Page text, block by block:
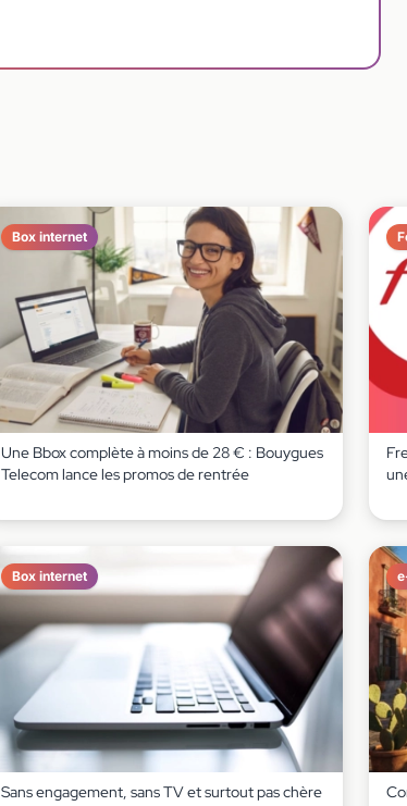
Box internet
Une Bbox complète à moins de 28 € : Bouygues
Telecom lance les promos de rentrée
Box internet
Sans engagement, sans TV et surtout pas chère